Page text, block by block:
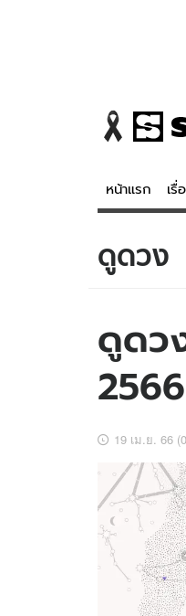
หน้าแรก เ
ข่าว
ข่าวบันเทิ
ข่าวกีฬา
ข่าวเศรษ
อัปเดตจีน
เช็กข่าวชั
ดาวน์โห
ดูดวง
ดูดว
19 เม.ย. 66